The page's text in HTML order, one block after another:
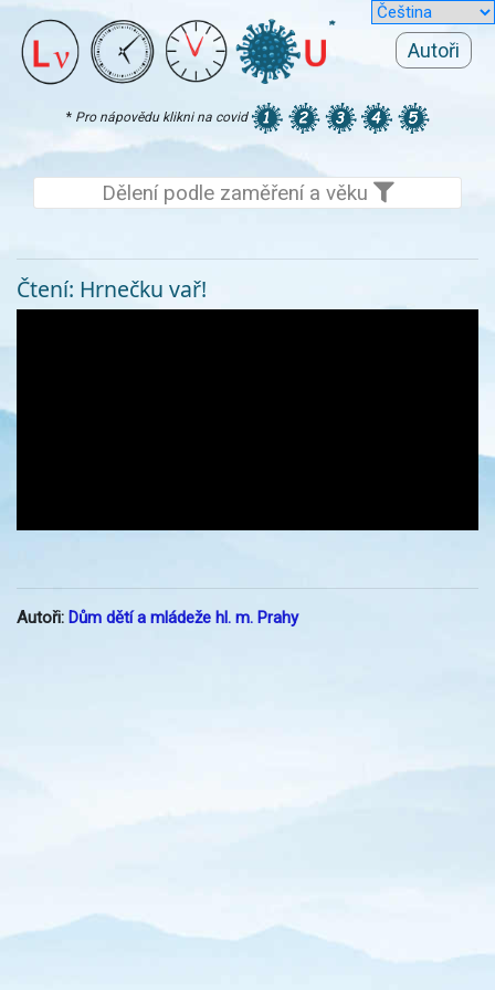
Autoři
* Pro nápovědu klikni na covid
Dělení podle zaměření a věku
Čtení: Hrnečku vař!
Autoři: Dům dětí a mládeže hl. m. Prahy